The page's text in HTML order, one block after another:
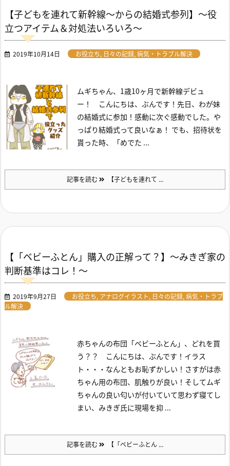
【子どもを連れて新幹線～からの結婚式参列】～役
立つアイテム＆対処法いろいろ～
2019年10月14日 お役立ち, 日々の記録, 病気・トラブル解決
ムギちゃん、1歳10ヶ月で新幹線デビュ
ー！
こんにちは、ぶんです！ 先日、わが妹
の結婚式に参加！感動に次ぐ感動でした。 や
っぱり結婚式って良いなぁ！ でも、招待状を
貰った時、「めでた ...
記事を読む 【子どもを連れて ...
【「ベビーふとん」購入の正解って？】～みきぎ家の
判断基準はコレ！～
2019年9月27日 お役立ち, アナログイラスト, 日々の記録, 病気・トラブ
ル解決
赤ちゃんの布団「ベビーふとん」、どれを買
う？？
こんにちは、ぶんです！ イラス
ト・・・なんともお恥ずかしい！さすがは赤
ちゃん用の布団、肌触りが良い！そしてムギ
ちゃんの良い匂いが付いていて思わず寝てし
まい、みきぎ氏に現場を抑 ...
記事を読む 【「ベビーふとん ...